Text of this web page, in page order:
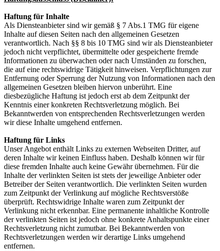
Haftung für Inhalte
Als Diensteanbieter sind wir gemäß § 7 Abs.1 TMG für eigene
Inhalte auf diesen Seiten nach den allgemeinen Gesetzen
verantwortlich. Nach §§ 8 bis 10 TMG sind wir als Diensteanbieter
jedoch nicht verpflichtet, übermittelte oder gespeicherte fremde
Informationen zu überwachen oder nach Umständen zu forschen,
die auf eine rechtswidrige Tätigkeit hinweisen. Verpflichtungen zur
Entfernung oder Sperrung der Nutzung von Informationen nach den
allgemeinen Gesetzen bleiben hiervon unberührt. Eine
diesbezügliche Haftung ist jedoch erst ab dem Zeitpunkt der
Kenntnis einer konkreten Rechtsverletzung möglich. Bei
Bekanntwerden von entsprechenden Rechtsverletzungen werden
wir diese Inhalte umgehend entfernen.
Haftung für Links
Unser Angebot enthält Links zu externen Webseiten Dritter, auf
deren Inhalte wir keinen Einfluss haben. Deshalb können wir für
diese fremden Inhalte auch keine Gewähr übernehmen. Für die
Inhalte der verlinkten Seiten ist stets der jeweilige Anbieter oder
Betreiber der Seiten verantwortlich. Die verlinkten Seiten wurden
zum Zeitpunkt der Verlinkung auf mögliche Rechtsverstöße
überprüft. Rechtswidrige Inhalte waren zum Zeitpunkt der
Verlinkung nicht erkennbar. Eine permanente inhaltliche Kontrolle
der verlinkten Seiten ist jedoch ohne konkrete Anhaltspunkte einer
Rechtsverletzung nicht zumutbar. Bei Bekanntwerden von
Rechtsverletzungen werden wir derartige Links umgehend
entfernen.